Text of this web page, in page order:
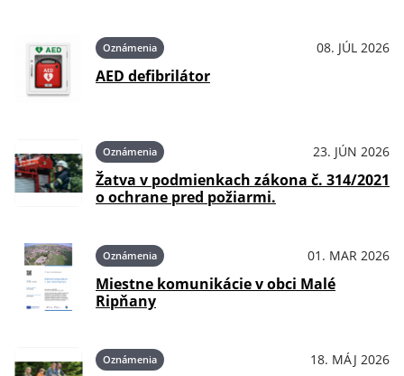
Oznámenia 08. JÚL 2026
AED defibrilátor
Oznámenia 23. JÚN 2026
Žatva v podmienkach zákona č. 314/2021
o ochrane pred požiarmi.
Oznámenia 01. MAR 2026
Miestne komunikácie v obci Malé
Ripňany
Oznámenia 18. MÁJ 2026